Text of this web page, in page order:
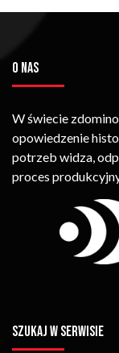
O NAS
W świecie
opowiedzenie
potrzeb widza,
proces
SZUKAJ W SERWISIE